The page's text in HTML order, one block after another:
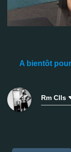
A bientôt
Rm Clls